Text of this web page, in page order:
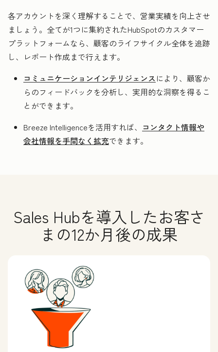
各アカウントを深く理解することで、営業実績を向上させ
ましょう。全てが1つに集約されたHubSpotのカスタマー
プラットフォームなら、顧客のライフサイクル全体を追跡
し、レポート作成まで行えます。
コミュニケーションインテリジェンス により、顧客か
らのフィードバックを分析し、実用的な洞察を得るこ
とができます。
Breeze Intelligenceを活用すれば、 コンタクト情報や
会社情報を手間なく拡充できます。
Sales Hubを導入したお客さ
まの12か月後の成果